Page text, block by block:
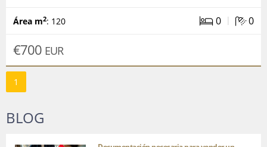
Área m2: 120 0 | 0
€700 EUR
1
BLOG